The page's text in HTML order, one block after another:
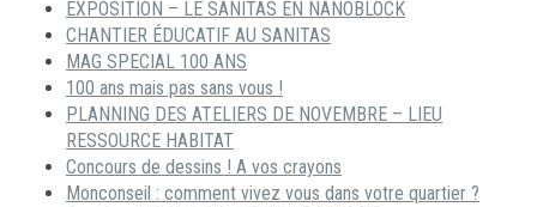
EXPOSITION – LE SANITAS EN NANOBLOCK
CHANTIER ÉDUCATIF AU SANITAS
MAG SPECIAL 100 ANS
100 ans mais pas sans vous !
PLANNING DES ATELIERS DE NOVEMBRE – LIEU
RESSOURCE HABITAT
Concours de dessins ! A vos crayons
Monconseil : comment vivez vous dans votre quartier ?